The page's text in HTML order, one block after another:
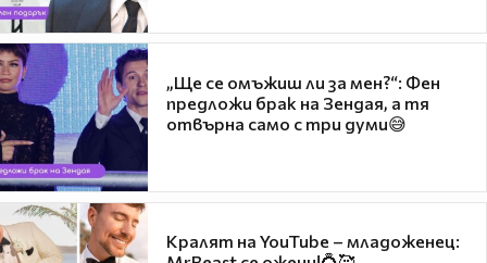
„Ще се омъжиш ли за мен?“: Фен
предложи брак на Зендая, а тя
отвърна само с три думи😅
Кралят на YouTube – младоженец: